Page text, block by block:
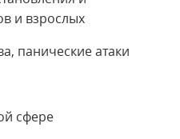
и взрослых
панические атаки
сфере